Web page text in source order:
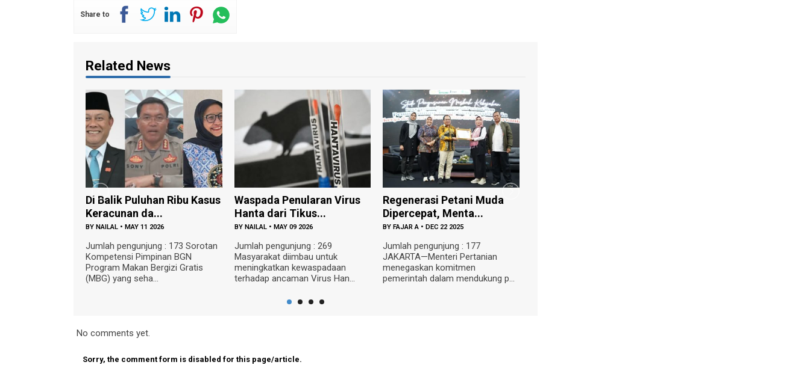
Share to
Related News
Waspada Penularan Virus
Hanta dari Tikus...
BYNAILAL •MAY 09 2026
Jumlah pengunjung : 269
Masyarakat diimbau untuk
meningkatkan kewaspadaan
terhadap ancaman Virus Han...
Regenerasi Petani Muda
Dipercepat, Menta...
BY FAJAR A •DEC 22 2025
Jumlah pengunjung : 177
JAKARTA—Menteri Pertanian
menegaskan komitmen
pemerintah dalam mendukung p...
Gratis untuk Pelajar! Bantul
Tambah Bus ...
BYFAJAR A •DEC 19 2025
Jumlah pengunjung : 250 BANTUL
—Pemerintah Kabupaten Bantul
menerima tambahan satu unit bus
sekolah...
No comments yet.
Sorry, the comment form is disabled for this page/article.